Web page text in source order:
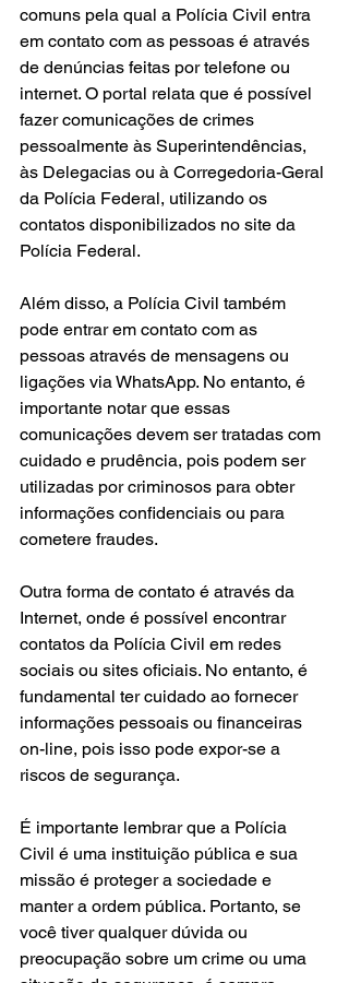
comuns pela qual a Polícia Civil entra
em contato com as pessoas é através
de denúncias feitas por telefone ou
internet. O portal relata que é possível
fazer comunicações de crimes
pessoalmente às Superintendências,
às Delegacias ou à Corregedoria-Geral
da Polícia Federal, utilizando os
contatos disponibilizados no site da
Polícia Federal.
Além disso, a Polícia Civil também
pode entrar em contato com as
pessoas através de mensagens ou
ligações via WhatsApp. No entanto, é
importante notar que essas
comunicações devem ser tratadas com
cuidado e prudência, pois podem ser
utilizadas por criminosos para obter
informações confidenciais ou para
cometere fraudes.
Outra forma de contato é através da
Internet, onde é possível encontrar
contatos da Polícia Civil em redes
sociais ou sites oficiais. No entanto, é
fundamental ter cuidado ao fornecer
informações pessoais ou financeiras
on-line, pois isso pode expor-se a
riscos de segurança.
É importante lembrar que a Polícia
Civil é uma instituição pública e sua
missão é proteger a sociedade e
manter a ordem pública. Portanto, se
você tiver qualquer dúvida ou
preocupação sobre um crime ou uma